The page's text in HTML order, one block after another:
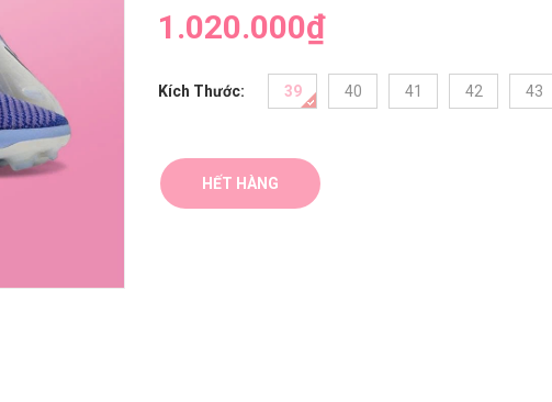
1.020.000₫
Kích Thước: 39 40 41 42 43
HẾT HÀNG